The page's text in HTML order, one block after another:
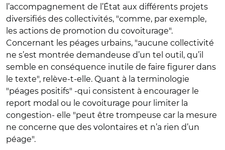
l’accompagnement de l’État aux différents projets
diversifiés des collectivités, "comme, par exemple,
les actions de promotion du covoiturage".
Concernant les péages urbains, "aucune collectivité
ne s’est montrée demandeuse d’un tel outil, qu’il
semble en conséquence inutile de faire figurer dans
le texte", relève-t-elle. Quant à la terminologie
"péages positifs" -qui consistent à encourager le
report modal ou le covoiturage pour limiter la
congestion- elle "peut être trompeuse car la mesure
ne concerne que des volontaires et n’a rien d’un
péage".